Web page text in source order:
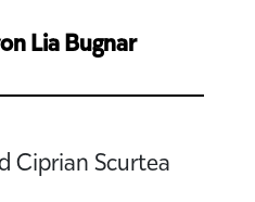
Lia Bugnar
Ciprian Scurtea